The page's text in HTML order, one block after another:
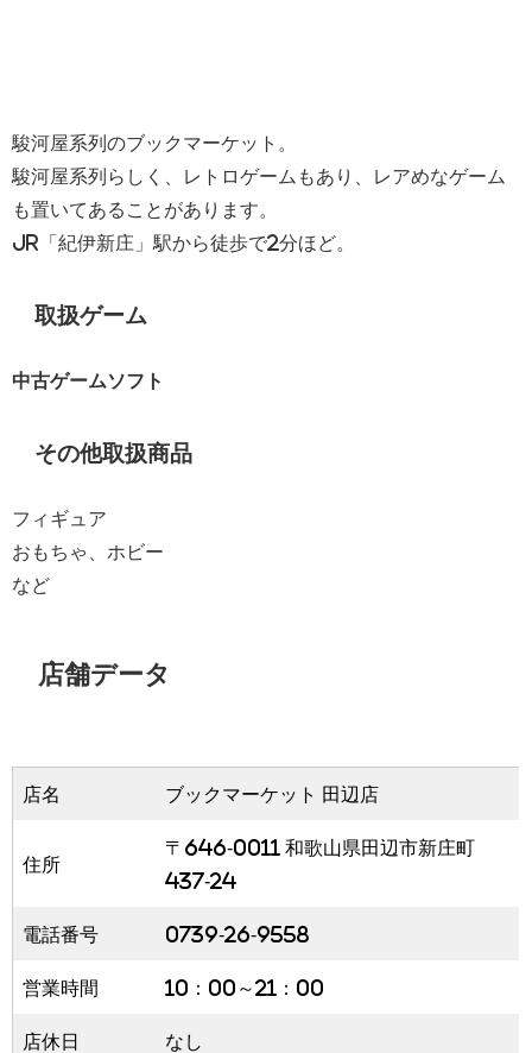
駿河屋系列のブックマーケット。
駿河屋系列らしく、レトロゲームもあり、レアめなゲーム
も置いてあることがあります。
JR「紀伊新庄」駅から徒歩で2分ほど。
取扱ゲーム
中古ゲームソフト
その他取扱商品
フィギュア
おもちゃ、ホビー
など
店舗データ
店名 ブックマーケット 田辺店
住所
〒646-0011 和歌山県田辺市新庄町
437-24
電話番号 0739-26-9558
営業時間 10：00～21：00
店休日 なし